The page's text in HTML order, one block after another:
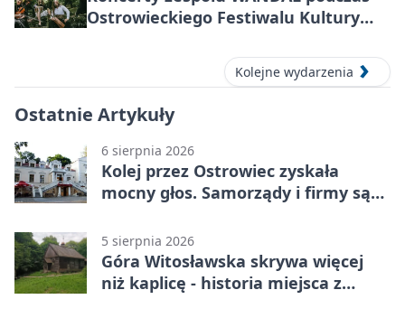
Ostrowieckiego Festiwalu Kultury
Kolejne wydarzenia
Ostatnie Artykuły
6 sierpnia 2026
Kolej przez Ostrowiec zyskała
mocny głos. Samorządy i firmy są
5 sierpnia 2026
Góra Witosławska skrywa więcej
niż kaplicę - historia miejsca z